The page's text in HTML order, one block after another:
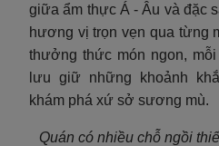
giữa ẩm thực Á - Âu và đặc
hương vị trọn vẹn qua từng
thưởng thức món ngon,
lưu giữ những khoảnh
khám phá xứ sở sương mù.
Quán có nhiều chỗ ngồi